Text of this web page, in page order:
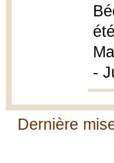
-
Dernière